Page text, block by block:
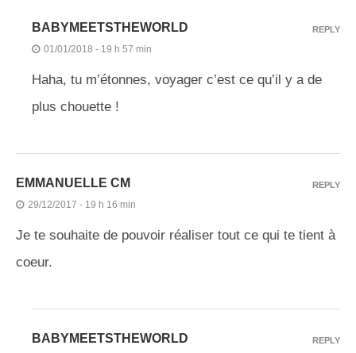
BABYMEETSTHEWORLD
01/01/2018 - 19 h 57 min
Haha, tu m’étonnes, voyager c’est ce qu’il y a de
plus chouette !
REPLY
EMMANUELLE CM
29/12/2017 - 19 h 16 min
Je te souhaite de pouvoir réaliser tout ce qui te tient à
coeur.
REPLY
BABYMEETSTHEWORLD REPLY